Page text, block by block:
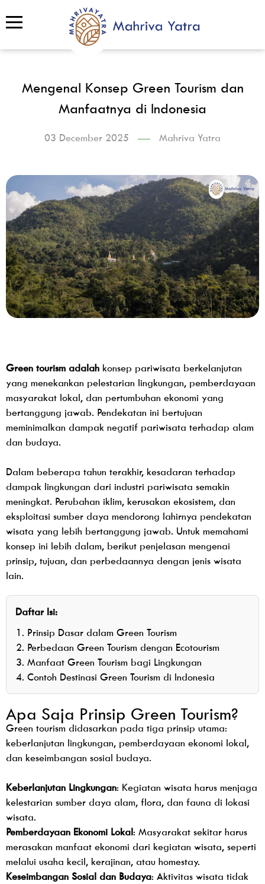
Mengenal Konsep Green Tourism dan
Manfaatnya di Indonesia
03 December 2025 Mahriva Yatra
Green tourism adalah konsep pariwisata berkelanjutan
yang menekankan pelestarian lingkungan, pemberdayaan
masyarakat lokal, dan pertumbuhan ekonomi yang
bertanggung jawab. Pendekatan ini bertujuan
meminimalkan dampak negatif pariwisata terhadap alam
dan budaya.
Dalam beberapa tahun terakhir, kesadaran terhadap
dampak lingkungan dari industri pariwisata semakin
meningkat. Perubahan iklim, kerusakan ekosistem, dan
eksploitasi sumber daya mendorong lahirnya pendekatan
wisata yang lebih bertanggung jawab. Untuk memahami
konsep ini lebih dalam, berikut penjelasan mengenai
prinsip, tujuan, dan perbedaannya dengan jenis wisata
lain.
Daftar Isi:
Prinsip Dasar dalam Green Tourism
Perbedaan Green Tourism dengan Ecotourism
Manfaat Green Tourism bagi Lingkungan
Contoh Destinasi Green Tourism di Indonesia
Apa Saja Prinsip Green Tourism?
Green tourism didasarkan pada tiga prinsip utama:
keberlanjutan lingkungan, pemberdayaan ekonomi lokal,
dan keseimbangan sosial budaya.
Keberlanjutan Lingkungan: Kegiatan wisata harus menjaga
kelestarian sumber daya alam, flora, dan fauna di lokasi
wisata.
Pemberdayaan Ekonomi Lokal: Masyarakat sekitar harus
merasakan manfaat ekonomi dari kegiatan wisata, seperti
melalui usaha kecil, kerajinan, atau homestay.
Keseimbangan Sosial dan Budaya: Aktivitas wisata tidak